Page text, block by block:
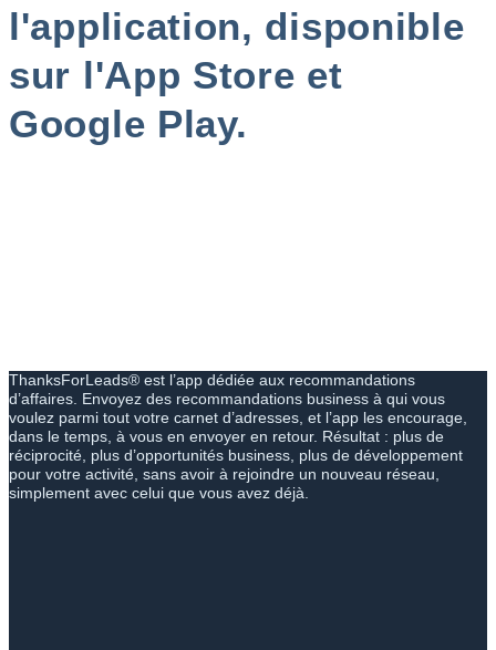
l'application, disponible
sur l'App Store et
Google Play.
ThanksForLeads® est l’app dédiée aux recommandations
d’affaires. Envoyez des recommandations business à qui vous
voulez parmi tout votre carnet d’adresses, et l’app les encourage,
dans le temps, à vous en envoyer en retour. Résultat : plus de
réciprocité, plus d’opportunités business, plus de développement
pour votre activité, sans avoir à rejoindre un nouveau réseau,
simplement avec celui que vous avez déjà.